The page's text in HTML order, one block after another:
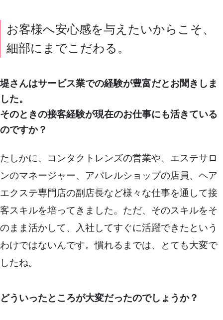
お客様へ安心感を与えたいからこそ、
細部にまでこだわる。
堤さんはサービス業での経験が豊富だとお聞きしま
した。
そのときの接客経験が現在のお仕事にも活きている
のですか？
たしかに、コンタクトレンズの営業や、エステサロ
ンのマネージャー、アパレルショップの店員、ヘア
エクステ専門店の副店長など様々な仕事を通して接
客スキルを培ってきました。ただ、そのスキルをそ
のまま活かして、入社してすぐに活躍できたという
わけではないんです。慣れるまでは、とても大変で
したね。
どういったところが大変だったのでしょうか？